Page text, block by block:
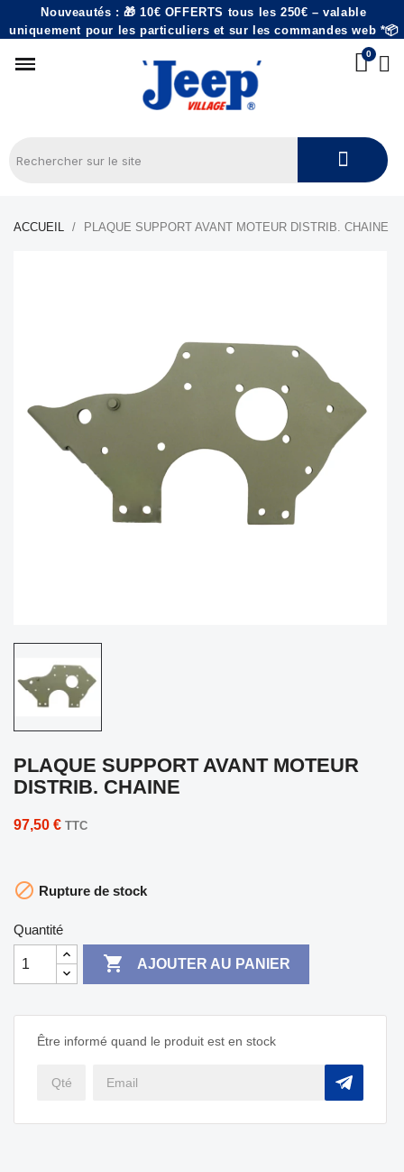
Nouveautés : 🎁 10€ OFFERTS tous les 250€ – valable
uniquement pour les particuliers et sur les commandes web *📦
ACCUEIL PLAQUE SUPPORT AVANT MOTEUR DISTRIB. CHAINE
PLAQUE SUPPORT AVANT MOTEUR
DISTRIB. CHAINE
97,50 € TTC
 Rupture de stock
Quantité
 AJOUTER AU PANIER
Être informé quand le produit est en stock